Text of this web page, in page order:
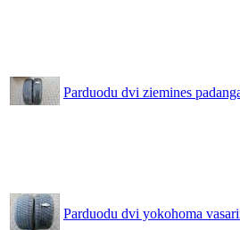
Parduodu dvi ziemines
Parduodu dvi yokohoma